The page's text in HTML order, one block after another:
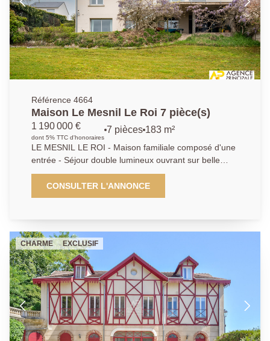
Référence 4664
Maison Le Mesnil Le Roi 7 pièce(s)
1 190 000 €
dont 5% TTC d'honoraires
7 pièces 183 m²
LE MESNIL LE ROI - Maison familiale composé d'une
entrée - Séjour double lumineux ouvrant sur belle
terrasse - Cuisine indépendante - Cellier - 5 chambres
(possibilité 6 ) - Bureau - Dressing - Salle de bains -
Salle d'eau - Atelier - Cave - Garage double - Edifiée
CONSULTER L'ANNONCE
CHARME EXCLUSIF